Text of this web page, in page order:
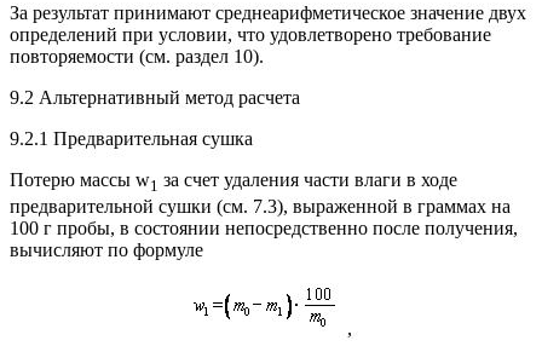
За результат принимают среднеарифметическое значение двух
определений при условии, что удовлетворено требование
повторяемости (см. раздел 10).
9.2 Альтернативный метод расчета
9.2.1 Предварительная сушка
Потерю массы w1 за счет удаления части влаги в ходе
предварительной сушки (см. 7.3), выраженной в граммах на
100 г пробы, в состоянии непосредственно после получения,
вычисляют по формуле
,